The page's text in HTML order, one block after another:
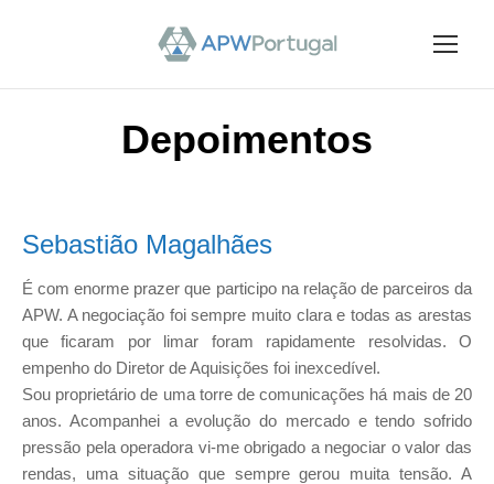
Depoimentos
Sebastião Magalhães
É com enorme prazer que participo na relação de parceiros da
APW. A negociação foi sempre muito clara e todas as arestas
que ficaram por limar foram rapidamente resolvidas. O
empenho do Diretor de Aquisições foi inexcedível.
Sou proprietário de uma torre de comunicações há mais de 20
anos. Acompanhei a evolução do mercado e tendo sofrido
pressão pela operadora vi-me obrigado a negociar o valor das
rendas, uma situação que sempre gerou muita tensão. A